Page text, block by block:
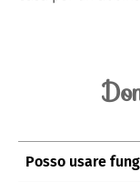
Posso usare